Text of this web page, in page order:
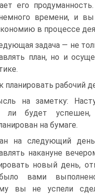
его
времени, и вы
в процессе
задача — не
план, но и
планировать рабочий
на заметку:
ли будет
на бумаге.
на следующий
накануне
новый день,
вами
вы не успели